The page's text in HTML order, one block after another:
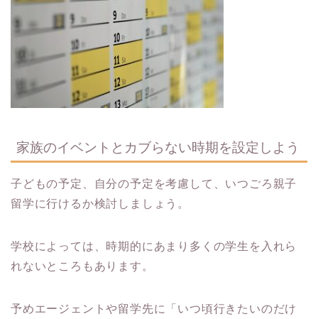
家族のイベントとカブらない時期を設定しよう
子どもの予定、自分の予定を考慮して、いつごろ親子
留学に行けるか検討しましょう。
学校によっては、時期的にあまり多くの学生を入れら
れないところもあります。
予めエージェントや留学先に「いつ頃行きたいのだけ